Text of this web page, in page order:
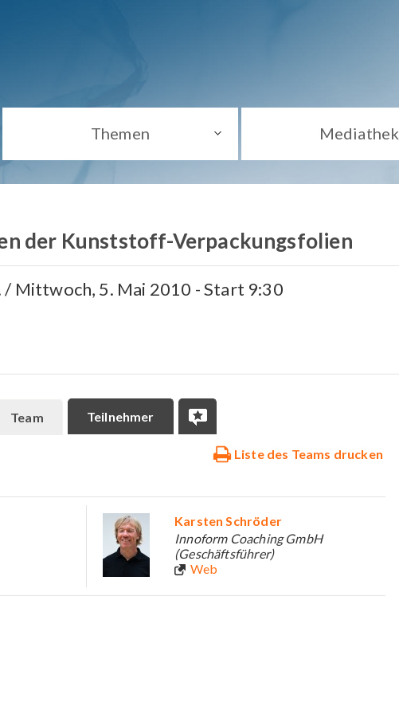
Themen Mediathek
der Kunststoff-Verpackungsfolien
/ Mittwoch, 5. Mai 2010 - Start 9:30
Team Teilnehmer
Liste des Teams drucken
Karsten Schröder
Innoform Coaching GmbH
(Geschäftsführer)
Web